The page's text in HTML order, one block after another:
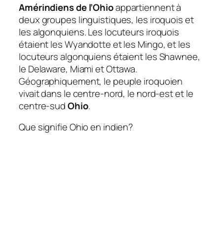
Amérindiens de l’Ohioappartiennent à
deux groupes linguistiques, les iroquois et
les algonquiens. Les locuteurs iroquois
étaient les Wyandotte et les Mingo, et les
locuteurs algonquiens étaient les Shawnee,
le Delaware, Miami et Ottawa.
Géographiquement, le peuple iroquoien
vivait dans le centre-nord, le nord-est et le
centre-sudOhio.
Que signifie Ohio en indien?